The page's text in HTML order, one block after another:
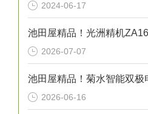
2024-06-17
2026-07-07
2026-06-16